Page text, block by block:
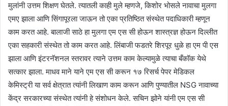
मुलांनी उत्तम शिक्षण घेतले. त्यातली काही मुले म्हणजे, किशोर भोसले नावाचा मुलगा
एमए झाला आणि सिंगापूरला जाऊन तो एका प्रतिष्ठित संस्थेत पदाधिकारी म्हणून
काम करत आहे. बालाजी साठे हा मुलगा एम एस सी होऊन शास्त्रज्ञ होऊन दिल्लीत
एका सहकारी संस्थेत तो काम करत आहे. लिंबाजी फडतरे शिरपूर धुळे हा एम पी एस
झाला आणि इंटरनॅशनल स्तरावर त्याने उत्तम काम केल्यामुळे त्याचा बँकॉक येथे
सत्कार झाला. माधव माने याने एम एस सी करून १७ रिसर्च पेपर मेडिकल
केमिस्ट्री या सर्व क्षेत्रात त्यांनी लिखाण काम करून आणि पुण्यातील NSG नावाच्या
केंद्र सरकारच्या संस्थेत त्यांनी हे संशोधन केले. सचिन झोने यांनी एम एस सी